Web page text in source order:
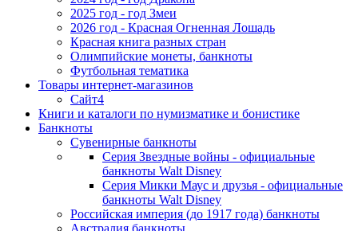
2025 год - год Змеи
2026 год - Красная Огненная Лошадь
Красная книга разных стран
Олимпийские монеты, банкноты
Футбольная тематика
Товары интернет-магазинов
Сайт4
Книги и каталоги по нумизматике и бонистике
Банкноты
Сувенирные банкноты
Серия Звездные войны - официальные
банкноты Walt Disney
Серия Микки Маус и друзья - официальные
банкноты Walt Disney
Российская империя (до 1917 года) банкноты
Австралия банкноты